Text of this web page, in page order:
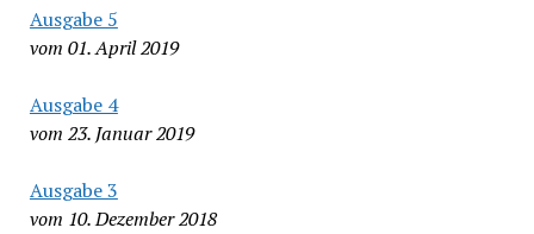
Ausgabe 5
vom 01. April 2019
Ausgabe 4
vom 23. Januar 2019
Ausgabe 3
vom 10. Dezember 2018